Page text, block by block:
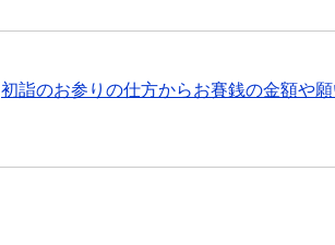
初詣のお参りの仕方からお賽銭の金額や